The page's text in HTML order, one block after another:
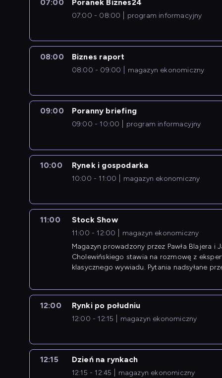
07:00 Poranek Biznes24
07:00 - 08:00 program informacyjny
08:00 Biznes raport
08:00 - 09:00 magazyn ekonomiczny
09:00 Poranny briefing
09:00 - 10:00 program informacyjny
10:00 Rynek i gospodarka
10:00 - 11:00 magazyn ekonomiczny
11:00 Stock Show
11:00 - 12:00
magazyn ekonomiczny
Magazyn prowadzony przez Pawła Blajera i
Cholewińskiego stawia na rozmowę z
klasycznego wywiadu. Pytania nadsyłane
12:00 Rynki po południu
12:00 - 12:15 magazyn ekonomiczny
12:15 Dzień na rynkach
12:15 - 12:45 magazyn ekonomiczny